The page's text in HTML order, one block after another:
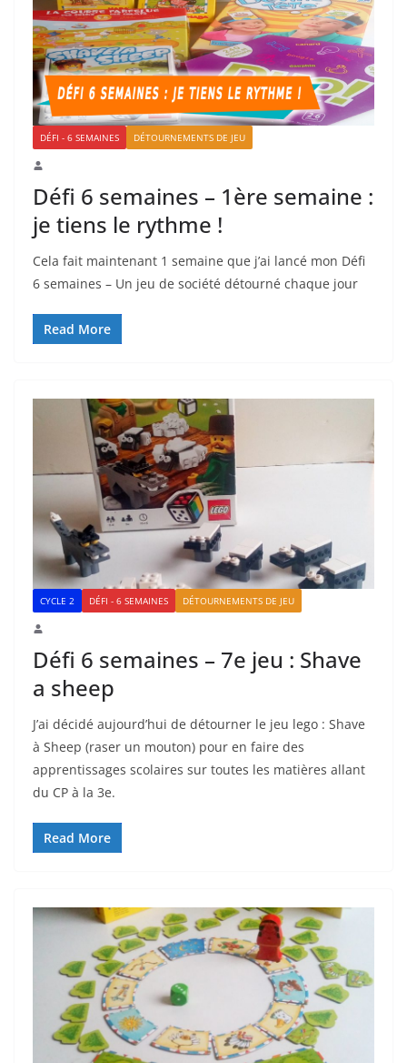
DÉFI - 6 SEMAINES DÉTOURNEMENTS DE JEU
Défi 6 semaines – 1ère semaine :
je tiens le rythme !
Cela fait maintenant 1 semaine que j’ai lancé mon Défi
6 semaines – Un jeu de société détourné chaque jour
Read More
CYCLE 2 DÉFI - 6 SEMAINES DÉTOURNEMENTS DE JEU
Défi 6 semaines – 7e jeu : Shave
a sheep
J’ai décidé aujourd’hui de détourner le jeu lego : Shave
à Sheep (raser un mouton) pour en faire des
apprentissages scolaires sur toutes les matières allant
du CP à la 3e.
Read More